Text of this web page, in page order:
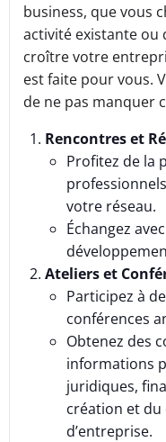
business, que vous
activité existante ou
croître votre
est faite pour vous.
de ne pas manquer
Rencontres et
Profitez de la
votre réseau.
Échangez
Ateliers et
Participez à
conférences
Obtenez des
informations
juridiques,
création et
d’entreprise.